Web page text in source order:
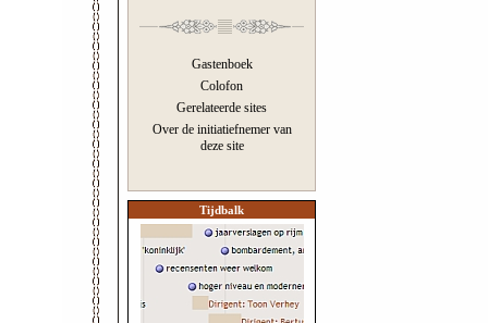
Gastenboek
Colofon
Gerelateerde sites
Over de initiatiefnemer van
deze site
Tijdbalk